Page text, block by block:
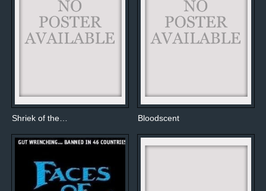
Shriek of the… Bloodscent